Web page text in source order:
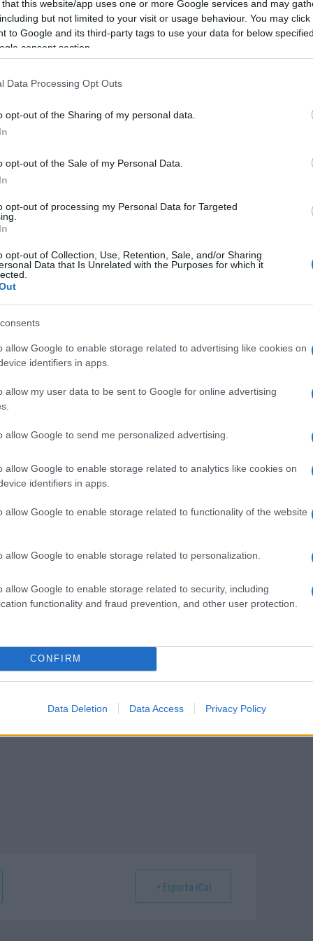
that this website/app uses one or more Google services and may
but not limited to your visit or usage behaviour. You may
to Google and its third-party tags to use your data for below
consent section.
Data Processing Opt Outs
opt-out of the Sharing of my personal data.
opt-out of the Sale of my Personal Data.
opt-out of processing my Personal Data for Targeted
opt-out of Collection, Use, Retention, Sale, and/or Sharing
Data that Is Unrelated with the Purposes for which it
allow Google to enable storage related to advertising like cookies on
identifiers in apps.
allow my user data to be sent to Google for online advertising
allow Google to send me personalized advertising.
allow Google to enable storage related to analytics like cookies on
identifiers in apps.
allow Google to enable storage related to functionality of the website
allow Google to enable storage related to personalization.
allow Google to enable storage related to security, including
functionality and fraud prevention, and other user protection.
CONFIRM
Data Deletion Data Access Privacy Policy
sabato 11 luglionelRione San
le sue radici nella tradizione dellaFesta
viene organizzata da una diversa leva
i
Fidali 1982 a raccogliere il
all’insegna della convivialità, della
19.30 con lamessa in onore dei Fidali
Paolo. Seguirà, alle
da pasta, carne arrosto con
per condividere uno dei momenti più
manifestazione si aprirà a tutta la
alla cena potrà raggiungere il Rione
tra musica dal vivo, cocktail bar e tanta
iLocSound Live Band, protagonisti
i festeggiamenti fino a tarda notte.
più di un semplice evento estivo: è
il legame con la comunità e rendere
a oggi, hanno contribuito con passione
storica Festa Manna di Gaddura,
continua a unire generazioni diverse.
nazionali?
nella sezioneLogindal menù del sito
+ Esporta iCal